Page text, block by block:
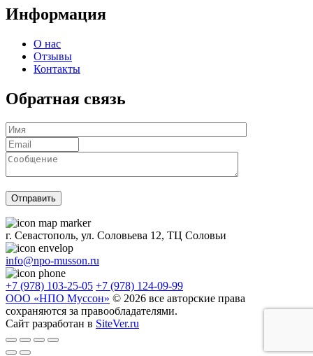
Информация
О нас
Отзывы
Контакты
Обратная связь
г. Севастополь, ул. Соловьева 12, ТЦ Соловьи
info@npo-musson.ru
+7 (978) 103-25-05 +7 (978) 124-09-99
ООО «НПО Муссон» © 2026 все авторские права
сохраняются за правообладателями.
Сайт разработан в SiteVer.ru